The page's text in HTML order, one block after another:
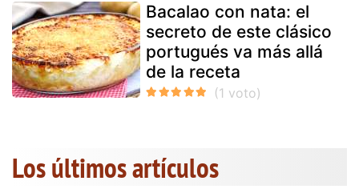
Bacalao con nata: el
secreto de este clásico
portugués va más allá
de la receta
Los últimos artículos